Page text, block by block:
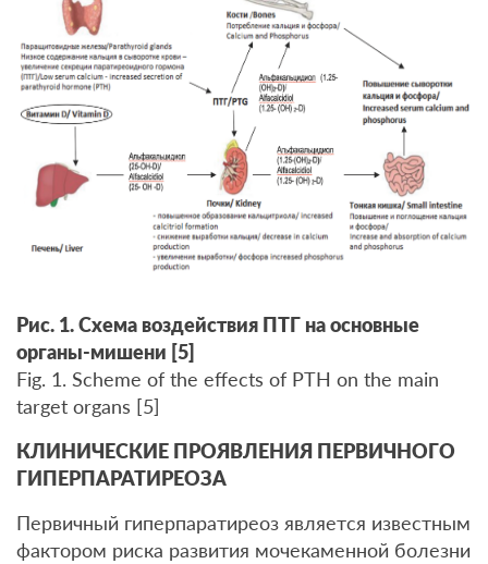
Рис. 1. Схема воздействия ПТГ на основные
органы-мишени [5]
Fig. 1. Scheme of the effects of PTH on the main
target organs [5]
КЛИНИЧЕСКИЕ ПРОЯВЛЕНИЯ ПЕРВИЧНОГО
ГИПЕРПАРАТИРЕОЗА
Первичный гиперпаратиреоз является известным
фактором риска развития мочекаменной болезни